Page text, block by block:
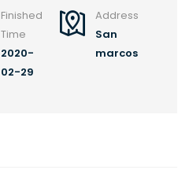
Finished
Time
2020-
02-29
Address
San
marcos